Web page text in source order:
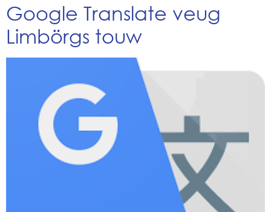
Google Translate veug
Limbörgs touw